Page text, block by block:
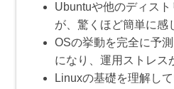
Ubuntuや他のディス
が、驚くほど簡単に感
OSの挙動を完全に予
になり、運用ストレス
Linuxの基礎を理解し